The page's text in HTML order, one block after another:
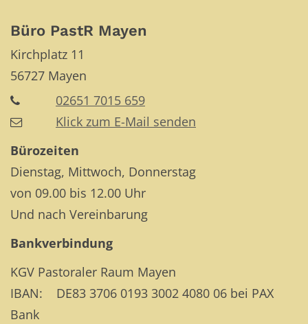
Büro PastR Mayen
Kirchplatz 11
56727 Mayen
02651 7015 659
Klick zum E-Mail senden
Bürozeiten
Dienstag, Mittwoch, Donnerstag
von 09.00 bis 12.00 Uhr
Und nach Vereinbarung
Bankverbindung
KGV Pastoraler Raum Mayen
IBAN: DE83 3706 0193 3002 4080 06 bei PAX
Bank